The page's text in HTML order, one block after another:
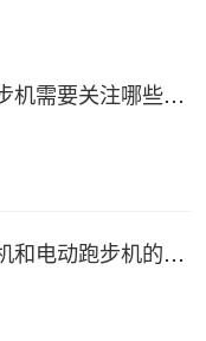
选购家用跑步机需要关注哪些核心参数？
无动力跑步机和电动跑步机的区别是什么？